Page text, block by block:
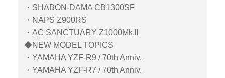
・SHABON-DAMA CB1300SF
・NAPS Z900RS
・AC SANCTUARY Z1000Mk.ll
◆NEW MODEL TOPICS
・YAMAHA YZF-R9 / 70th Anniv.
・YAMAHA YZF-R7 / 70th Anniv.